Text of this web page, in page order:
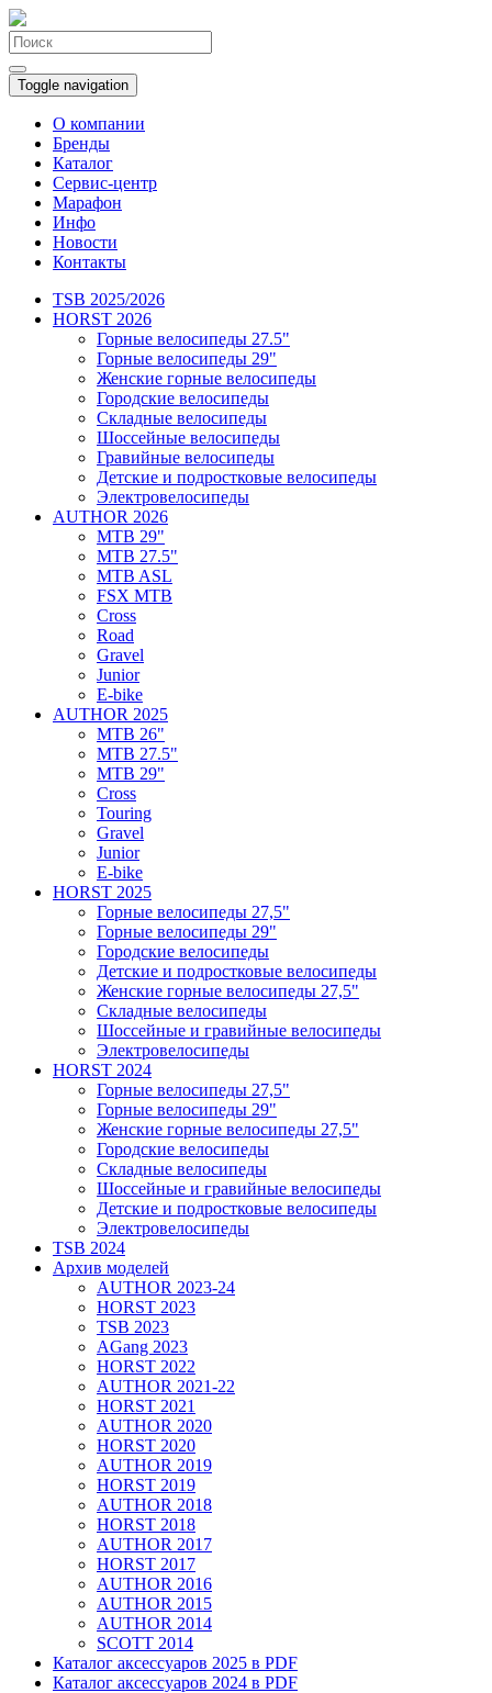
Toggle navigation
О компании
Бренды
Каталог
Сервис-центр
Марафон
Инфо
Новости
Контакты
TSB 2025/2026
HORST 2026
Горные велосипеды 27.5"
Горные велосипеды 29"
Женские горные велосипеды
Городские велосипеды
Складные велосипеды
Шоссейные велосипеды
Гравийные велосипеды
Детские и подростковые велосипеды
Электровелосипеды
AUTHOR 2026
MTB 29"
MTB 27.5"
MTB ASL
FSX MTB
Cross
Road
Gravel
Junior
E-bike
AUTHOR 2025
MTB 26"
MTB 27.5"
MTB 29"
Cross
Touring
Gravel
Junior
E-bike
HORST 2025
Горные велосипеды 27,5"
Горные велосипеды 29"
Городские велосипеды
Детские и подростковые велосипеды
Женские горные велосипеды 27,5"
Складные велосипеды
Шоссейные и гравийные велосипеды
Электровелосипеды
HORST 2024
Горные велосипеды 27,5"
Горные велосипеды 29"
Женские горные велосипеды 27,5"
Городские велосипеды
Складные велосипеды
Шоссейные и гравийные велосипеды
Детские и подростковые велосипеды
Электровелосипеды
TSB 2024
Архив моделей
AUTHOR 2023-24
HORST 2023
TSB 2023
AGang 2023
HORST 2022
AUTHOR 2021-22
HORST 2021
AUTHOR 2020
HORST 2020
AUTHOR 2019
HORST 2019
AUTHOR 2018
HORST 2018
AUTHOR 2017
HORST 2017
AUTHOR 2016
AUTHOR 2015
AUTHOR 2014
SCOTT 2014
Каталог аксессуаров 2025 в PDF
Каталог аксессуаров 2024 в PDF